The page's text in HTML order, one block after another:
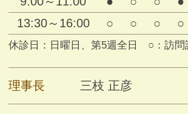
休診日：日曜日、第5週全日 ○：訪問
13:30～16:00
○ ○ ○ ○
理事長 三枝 正彦